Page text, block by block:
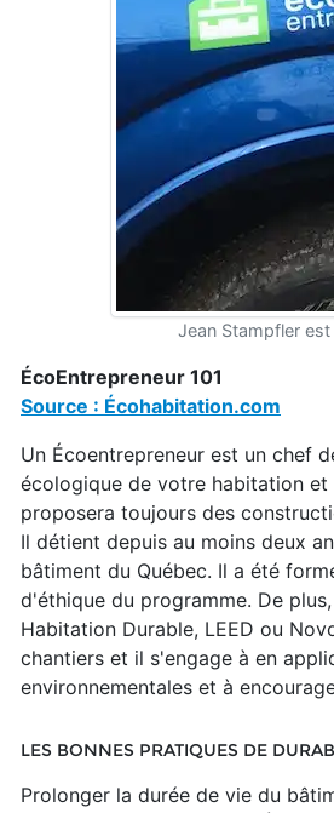
Jean Stampfler
ÉcoEntrepreneur 101
Source : Écohabitation.com
Un Écoentrepreneur est un chef
écologique de votre habitation et
proposera toujours des
Il détient depuis au moins deux
bâtiment du Québec. Il a été
d'éthique du programme. De
Habitation Durable, LEED ou
chantiers et il s'engage à en
environnementales et à
LES BONNES PRATIQUES DE
Prolonger la durée de vie du